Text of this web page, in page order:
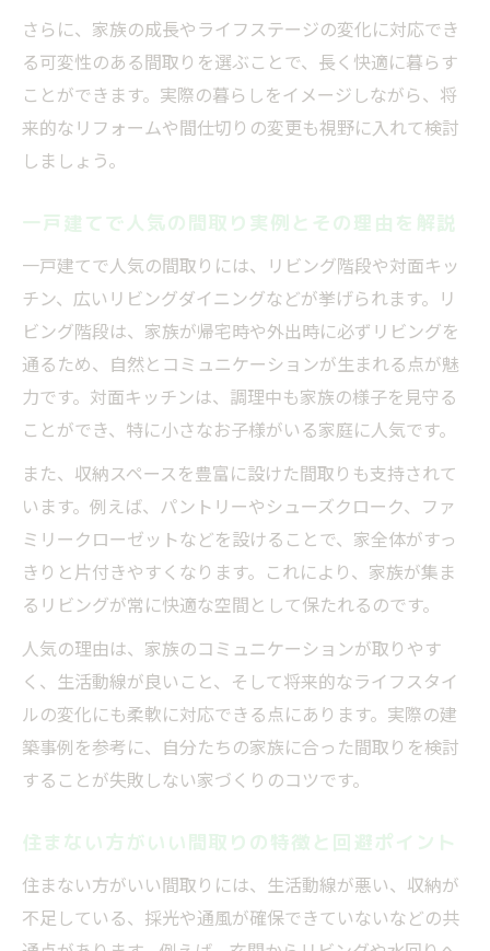
将来も見据えた間取りで家族の笑顔が続く
家族の成長に柔軟対応できる間取り設計の
工夫
二階建てで将来のリフォームがしやすい間
ライフステージごとに間取りを活かすヒン
ト
家族構成の変化に対応できる間取りの秘訣
現実的な予算で理想の間取りを実現する方法
無理なく叶える理想の間取りと予算調整術
500万円台で間取りを工夫する現実的な考え
方
コストと満足度を両立させる間取り設計の
コツ
平屋と二階建て、どちらが間取りに有利か
比較
予算内で人気間取りを実現するポイントを
解説
さらに、家族の成長やライフステージの変化に対応でき
る可変性のある間取りを選ぶことで、長く快適に暮らす
ことができます。実際の暮らしをイメージしながら、将
来的なリフォームや間仕切りの変更も視野に入れて検討
しましょう。
一戸建てで人気の間取り実例とその理由を解説
一戸建てで人気の間取りには、リビング階段や対面キッ
チン、広いリビングダイニングなどが挙げられます。リ
ビング階段は、家族が帰宅時や外出時に必ずリビングを
通るため、自然とコミュニケーションが生まれる点が魅
力です。対面キッチンは、調理中も家族の様子を見守る
ことができ、特に小さなお子様がいる家庭に人気です。
また、収納スペースを豊富に設けた間取りも支持されて
います。例えば、パントリーやシューズクローク、ファ
ミリークローゼットなどを設けることで、家全体がすっ
きりと片付きやすくなります。これにより、家族が集ま
るリビングが常に快適な空間として保たれるのです。
人気の理由は、家族のコミュニケーションが取りやす
く、生活動線が良いこと、そして将来的なライフスタイ
ルの変化にも柔軟に対応できる点にあります。実際の建
築事例を参考に、自分たちの家族に合った間取りを検討
することが失敗しない家づくりのコツです。
住まない方がいい間取りの特徴と回避ポイント
住まない方がいい間取りには、生活動線が悪い、収納が
不足している、採光や通風が確保できていないなどの共